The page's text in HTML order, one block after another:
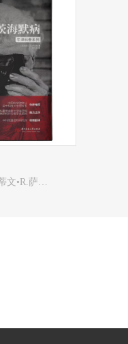
著者：[美]史蒂文•R.萨瓦特 著；雷红星 译